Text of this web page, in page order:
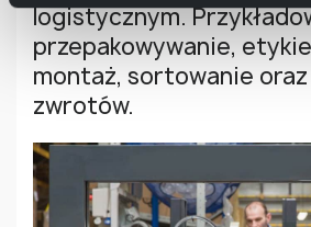
logistycznym.
przepakowywanie,
montaż, sortowanie oraz
zwrotów.